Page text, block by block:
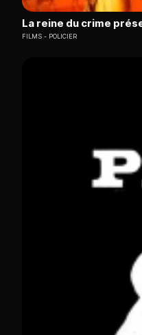
La reine du crime
FILMS POLICIER